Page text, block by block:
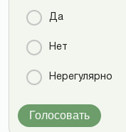
Да
Нет
Нерегулярно
Голосовать